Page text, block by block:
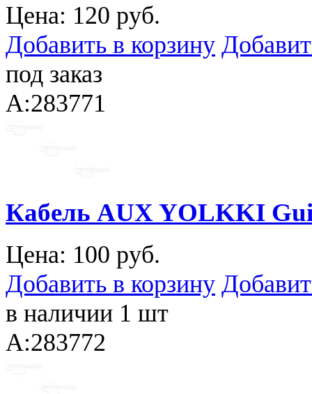
Цена: 120 руб.
Добавить в корзину
под заказ
A:283771
Кабель AUX YOLKKI
Цена: 100 руб.
Добавить в корзину
в наличии 1 шт
A:283772